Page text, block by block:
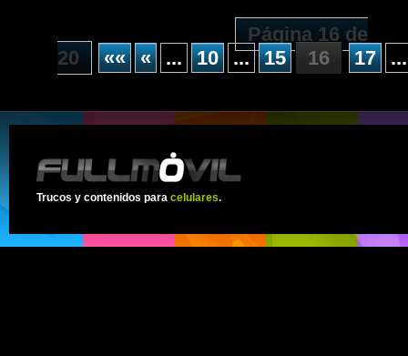
Página 16 de
20
«« « ... 10 ... 15 16 17 ...
Trucos y contenidos para celulares.